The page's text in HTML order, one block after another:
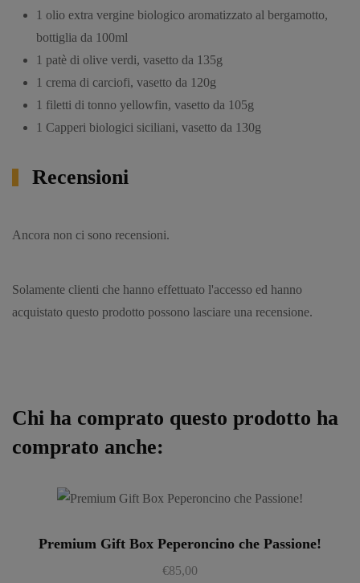
1 olio extra vergine biologico aromatizzato al bergamotto,
bottiglia da 100ml
1 patè di olive verdi, vasetto da 135g
1 crema di carciofi, vasetto da 120g
1 filetti di tonno yellowfin, vasetto da 105g
1 Capperi biologici siciliani, vasetto da 130g
Recensioni
Ancora non ci sono recensioni.
Solamente clienti che hanno effettuato l'accesso ed hanno
acquistato questo prodotto possono lasciare una recensione.
Chi ha comprato questo prodotto ha
comprato anche:
Premium Gift Box Peperoncino che Passione!
€85,00